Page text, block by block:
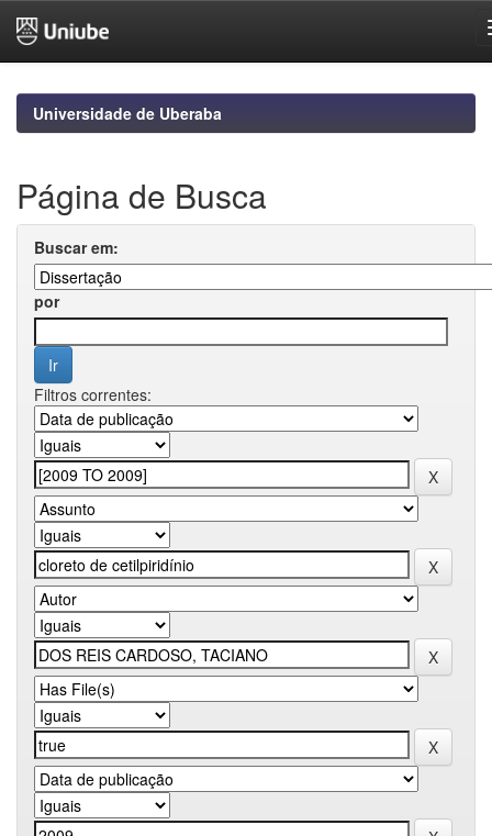
navigationUniversidade de Uberaba
Página de Busca
Buscar em:
por
Filtros correntes: